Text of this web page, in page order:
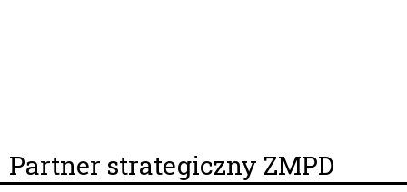
Partner strategiczny ZMPD